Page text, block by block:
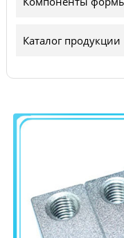
Каталог продукции